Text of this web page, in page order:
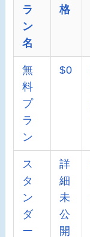
ラ
ン
名
格
無
料
プ
ラ
ン
$0
ス
タ
ン
ダ
ー
詳
細
未
公
開